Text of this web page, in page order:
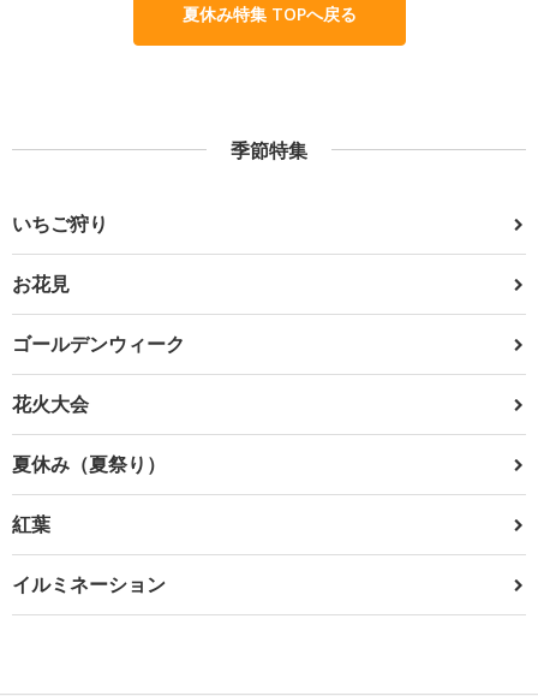
夏休み特集 TOPへ戻る
季節特集
いちご狩り
お花見
ゴールデンウィーク
花火大会
夏休み（夏祭り）
紅葉
イルミネーション